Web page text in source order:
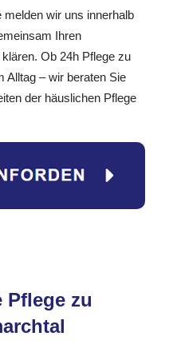
wir uns innerhalb
Ihren
Ob 24h Pflege zu
Alltag – wir beraten Sie
der häuslichen Pflege
Pflege zu